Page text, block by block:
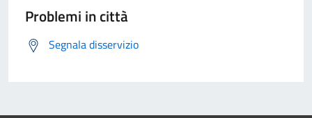
Problemi in città
Segnala disservizio